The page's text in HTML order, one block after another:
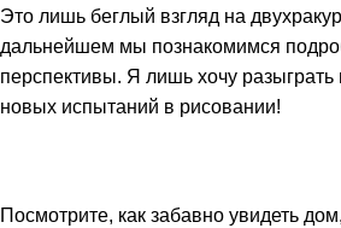
Это лишь беглый взгляд на
дальнейшем мы познакомимся
перспективы. Я лишь хочу разыграть
новых испытаний в рисовании!
Посмотрите, как забавно увидеть